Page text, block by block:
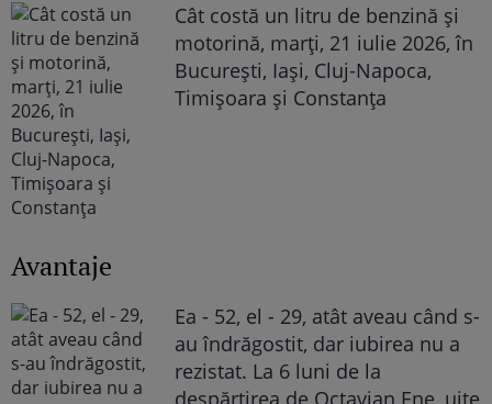
Cât costă un litru de benzină și
motorină, marți, 21 iulie 2026, în
București, Iași, Cluj-Napoca,
Timișoara și Constanța
Avantaje
Ea - 52, el - 29, atât aveau când s-
au îndrăgostit, dar iubirea nu a
rezistat. La 6 luni de la
despărțirea de Octavian Ene, uite